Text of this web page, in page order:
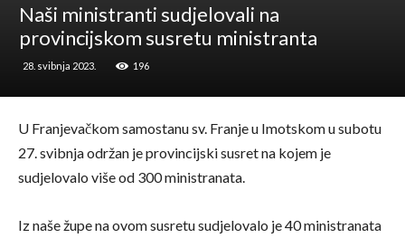
Naši ministranti sudjelovali na
provincijskom susretu ministranta
28. svibnja 2023. 196
U Franjevačkom samostanu sv. Franje u Imotskom u subotu
27. svibnja održan je provincijski susret na kojem je
sudjelovalo više od 300 ministranata.
Iz naše župe na ovom susretu sudjelovalo je 40 ministranata